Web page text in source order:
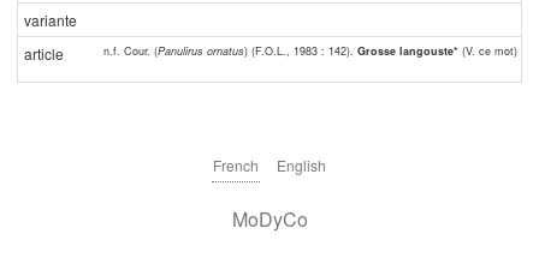
variante
article
n.f. Cour. (Panulirus ornatus) (F.O.L., 1983 : 142). Grosse langouste* (V. ce mot)
French English
MoDyCo